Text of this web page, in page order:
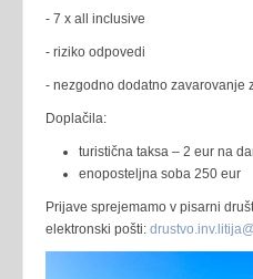
- 7 x all inclusive
- riziko odpovedi
- nezgodno dodatno zavarovanje
Doplačila:
turistična taksa – 2 eur na
enoposteljna soba 250 eur
Prijave sprejemamo v pisarni
elektronski pošti: